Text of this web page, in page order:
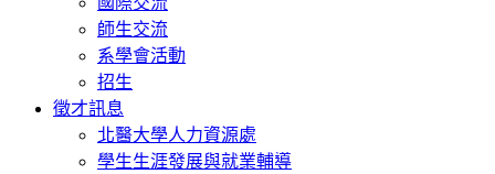
師生交流
系學會活動
招生
徵才訊息
北醫大學人力資源處
學生生涯發展與就業輔導